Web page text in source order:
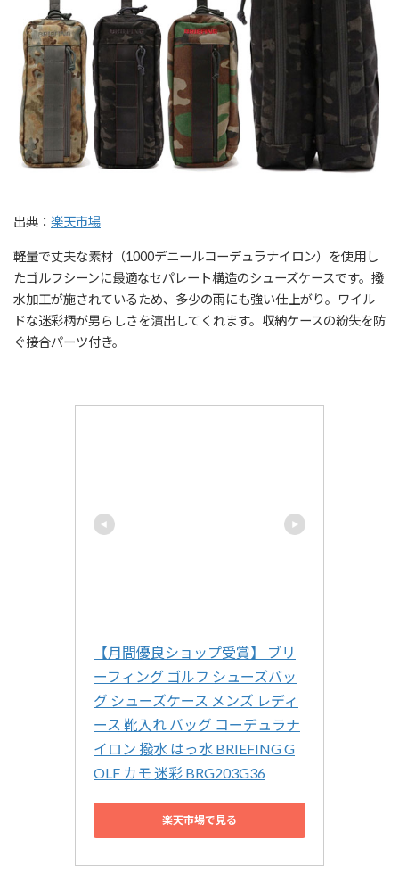
出典： 楽天市場
軽量で丈夫な素材（1000デニールコーデュラナイロン）を使用し
たゴルフシーンに最適なセパレート構造のシューズケースです。撥
水加工が施されているため、多少の雨にも強い仕上がり。ワイル
ドな迷彩柄が男らしさを演出してくれます。収納ケースの紛失を防
ぐ接合パーツ付き。
【月間優良ショップ受賞】 ブリ
ーフィング ゴルフ シューズバッ
グ シューズケース メンズ レディ
ース 靴入れ バッグ コーデュラナ
イロン 撥水 はっ水 BRIEFING G
OLF カモ 迷彩 BRG203G36
楽天市場で見る